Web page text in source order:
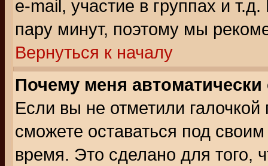
e-mail, участие в группах и
пару минут, поэтому мы
Вернуться к началу
Почему меня автоматически
Если вы не отметили галочкой
сможете оставаться под
время. Это сделано для того,